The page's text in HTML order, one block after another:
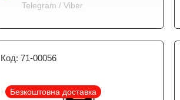
Telegram / Viber
71-00056
Безкоштовна доставка